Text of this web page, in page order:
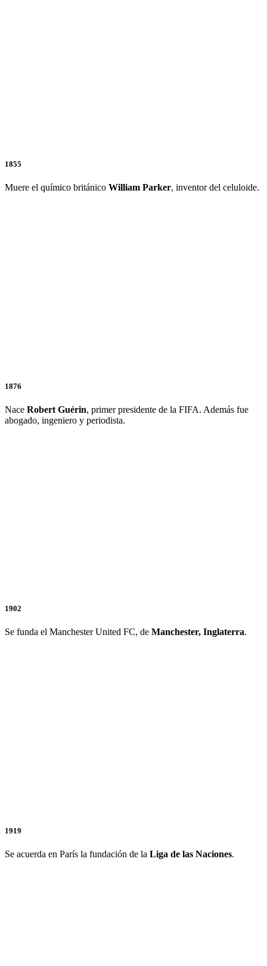
1855
Muere el químico británico William Parker, inventor del celuloide.
1876
Nace Robert Guérin, primer presidente de la FIFA. Además fue
abogado, ingeniero y periodista.
1902
Se funda el Manchester United FC, de Manchester, Inglaterra.
1919
Se acuerda en París la fundación de la Liga de las Naciones.